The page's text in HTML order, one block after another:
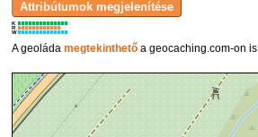
K
R
W
A geoládamegtekinthető a geocaching.com-on is.